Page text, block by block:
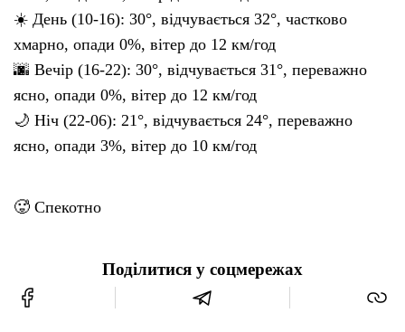
☀️ День (10-16): 30°, відчувається 32°, частково
хмарно, опади 0%, вітер до 12 км/год
🌆 Вечір (16-22): 30°, відчувається 31°, переважно
ясно, опади 0%, вітер до 12 км/год
🌙 Ніч (22-06): 21°, відчувається 24°, переважно
ясно, опади 3%, вітер до 10 км/год
🥵 Спекотно
Поділитися у соцмережах